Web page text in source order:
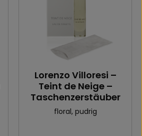
Lorenzo Villoresi –
Teint de Neige –
Taschenzerstäuber
floral, pudrig